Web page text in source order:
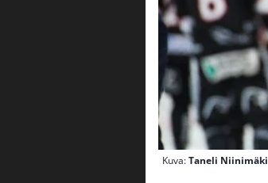
Kuva:Taneli Niinimäki